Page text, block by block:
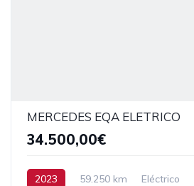
MERCEDES EQA ELETRICO
34.500,00€
2023 59.250 km Eléctrico